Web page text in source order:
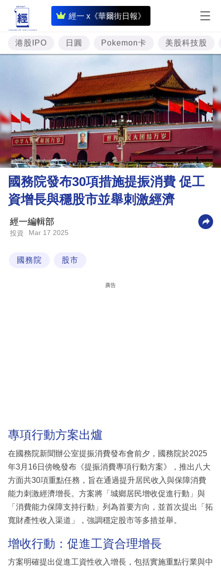
經一 x《華爾街日報》
即
時
財
經
題
投
資
樓
理
財
商
科
區
港股IPO 日圓 Pokemon卡 美股科技股
國務院發布30項措施提振消費 促工
資增長與穩股市並舉刺激經濟
經一編輯部
投資 Mar 17 2025
國務院 股市
廣告
專項行動方案出爐
在國務院新聞辦公室提振消費發布會前夕，國務院於2025
年3月16日傍晚發布《提振消費專項行動方案》，推出八大
方面共30項重點任務，旨在通過提升居民收入與保障消費
能力刺激經濟增長。方案將「城鄉居民增收促進行動」與
「消費能力保障支持行動」列為首要方向，並首次提出「拓
寬財產性收入渠道」，強調穩定股市等多措並舉。
增收行動：促進工資合理增長
方案明確提出促進工資性收入增長，包括實施重點行業與中